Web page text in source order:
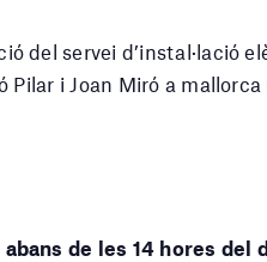
del servei d’instal·lació
i Joan Miró a mallorca
abans de les 14 hores del